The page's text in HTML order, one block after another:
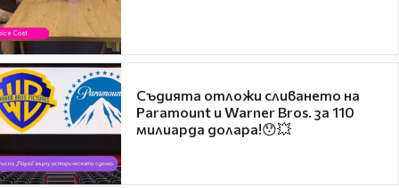
Съдията отложи сливането на
Paramount и Warner Bros. за 110
милиарда долара!😯💥